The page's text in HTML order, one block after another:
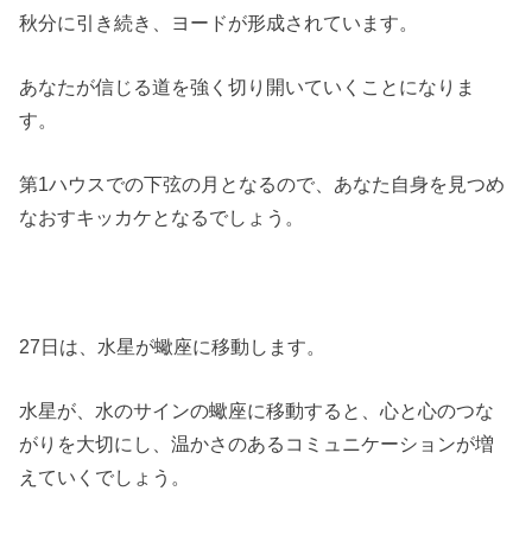
秋分に引き続き、ヨードが形成されています。
あなたが信じる道を強く切り開いていくことになりま
す。
第1ハウスでの下弦の月となるので、あなた自身を見つめ
なおすキッカケとなるでしょう。
27日は、水星が蠍座に移動します。
水星が、水のサインの蠍座に移動すると、心と心のつな
がりを大切にし、温かさのあるコミュニケーションが増
えていくでしょう。